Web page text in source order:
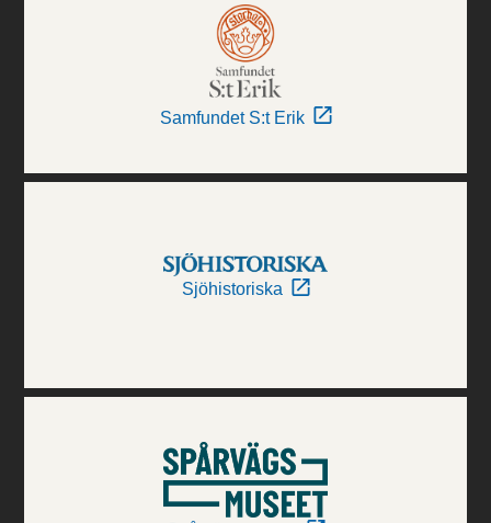
Samfundet S:t Erik
Sjöhistoriska